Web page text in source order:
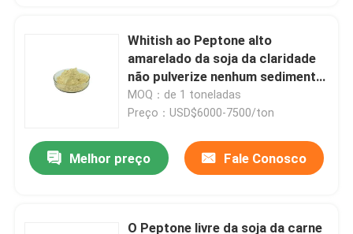
Whitish ao Peptone alto
amarelado da soja da claridade
não pulverize nenhum sedimento
visível
MOQ：de 1 toneladas
Preço：USD$6000-7500/ton
Melhor preço Fale Conosco
O Peptone livre da soja da carne